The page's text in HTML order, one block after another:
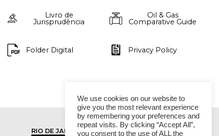
Livro de
Jurisprudência
Oil & Gas
Comparative Guide
Folder Digital Privacy Policy
RIO DE JANEIRO SÃO PAULO
We use cookies on our website to
give you the most relevant experience
by remembering your preferences and
repeat visits. By clicking “Accept All”,
you consent to the use of ALL the